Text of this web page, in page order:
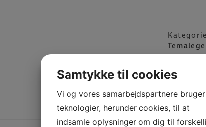
Beskrivelse Yderligere
Samtykke til cookies
Vi og vores samarbejdspartnere bruger
teknologier, herunder cookies, til at
indsamle oplysninger om dig til